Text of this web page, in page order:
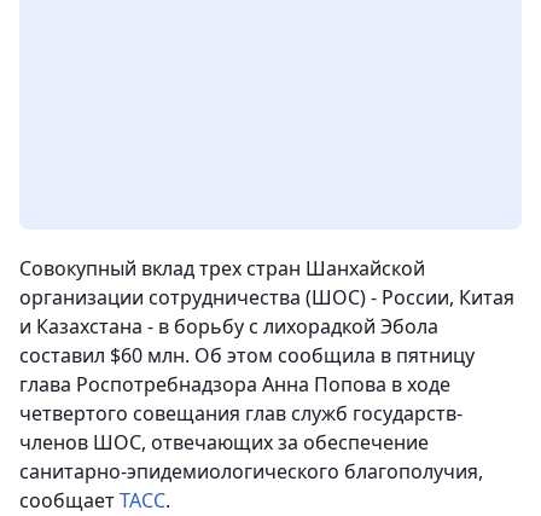
Совокупный вклад трех стран Шанхайской
организации сотрудничества (ШОС) - России, Китая
и Казахстана - в борьбу с лихорадкой Эбола
составил $60 млн. Об этом сообщила в пятницу
глава Роспотребнадзора Анна Попова в ходе
четвертого совещания глав служб государств-
членов ШОС, отвечающих за обеспечение
санитарно-эпидемиологического благополучия,
сообщаетТАСС.